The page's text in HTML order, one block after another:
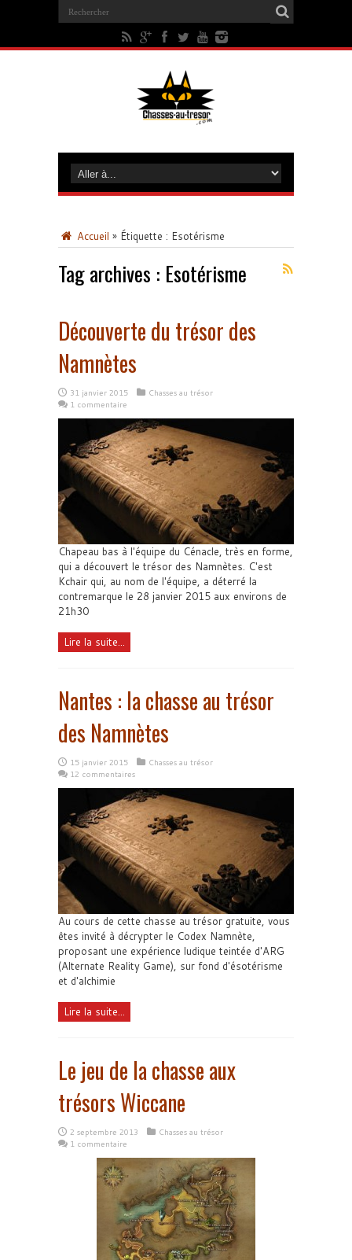
Accueil » Étiquette : Esotérisme
Tag archives : Esotérisme
Découverte du trésor des
Namnètes
31 janvier 2015
Chasses au trésor
1 commentaire
Chapeau bas à l'équipe du Cénacle, très en forme,
qui a découvert le trésor des Namnètes. C'est
Kchair qui, au nom de l'équipe, a déterré la
contremarque le 28 janvier 2015 aux environs de
21h30
Lire la suite...
Nantes : la chasse au trésor
des Namnètes
15 janvier 2015
Chasses au trésor
12 commentaires
Au cours de cette chasse au trésor gratuite, vous
êtes invité à décrypter le Codex Namnète,
proposant une expérience ludique teintée d'ARG
(Alternate Reality Game), sur fond d'ésotérisme
et d'alchimie
Lire la suite...
Le jeu de la chasse aux
trésors Wiccane
2 septembre 2013
Chasses au trésor
1 commentaire